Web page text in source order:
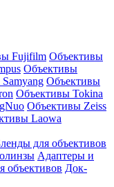
Fujifilm Объективы
Объективы
Объективы
Объективы Tokina
Объективы Zeiss
Laowa
для объективов
Адаптеры и
объективов Док-